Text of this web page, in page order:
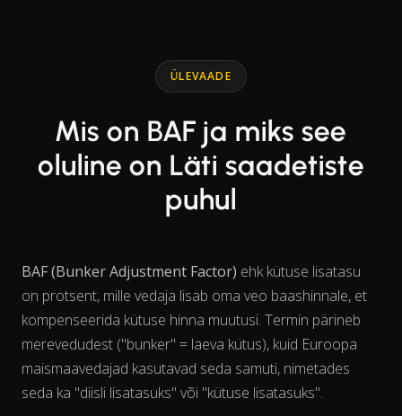
Line chart with 2 lines.
ÜLEVAADE
Mis on BAF ja miks see
oluline on Läti saadetiste
puhul
BAF (Bunker Adjustment Factor) ehk kütuse lisatasu
on protsent, mille vedaja lisab oma veo baashinnale, et
kompenseerida kütuse hinna muutusi. Termin pärineb
merevedudest ("bunker" = laeva kütus), kuid Euroopa
maismaavedajad kasutavad seda samuti, nimetades
seda ka "diisli lisatasuks" või "kütuse lisatasuks".